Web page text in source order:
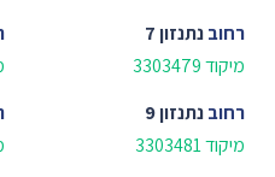
רחובנתנזון 7
מיקוד 3303479
רחובנתנזון 9
מיקוד 3303481